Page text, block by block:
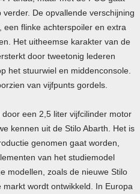
De opvallende verschijning
een flinke achterspoiler en extra
Het uitheemse karakter van de
door tweetonig lederen
het stuurwiel en middenconsole.
van vijfpunts gordels.
een 2,5 liter vijfcilinder motor
kennen uit de Stilo Abarth. Het is
genomen gaat worden,
van het studiemodel
modellen, zoals de nieuwe Stilo
wordt ontwikkeld. In Europa